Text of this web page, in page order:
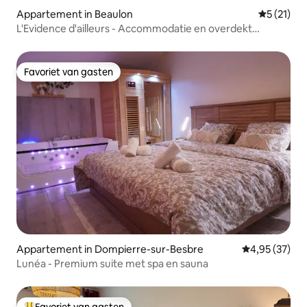
Appartement in Beaulon
5 (21)
L'Evidence d'ailleurs - Accommodatie en overdekt
Favoriet van gasten
Favoriet van gasten
Appartement in Dompierre-sur-Besbre Gemiddelde
4,95 (37)
Lunéa - Premium suite met spa en sauna